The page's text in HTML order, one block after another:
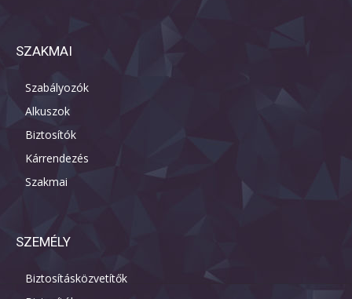
SZAKMAI
Szabályozók
Alkuszok
Biztosítók
Kárrendezés
Szakmai
SZEMÉLY
Biztosításközvetítők